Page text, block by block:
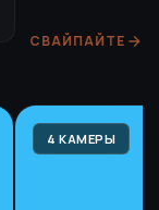
СВАЙПАЙТЕ
4 КАМЕРЫ